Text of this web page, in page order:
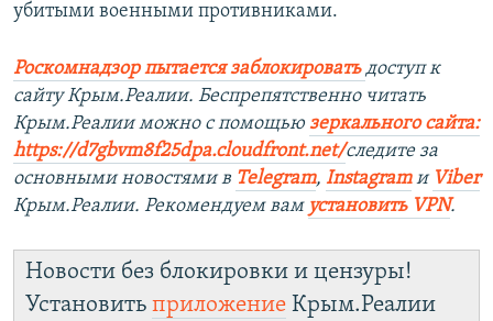
убитыми военными противниками.
Роскомнадзор пытается заблокировать доступ к
сайту Крым.Реалии. Беспрепятственно читать
Крым.Реалии можно с помощью зеркального сайта:
https://d7gbvm8f25dpa.cloudfront.net/следите за
основными новостями в Telegram, Instagramи Viber
Крым.Реалии. Рекомендуем вам установить VPN.
Новости без блокировки и цензуры!
Установить приложение Крым.Реалии